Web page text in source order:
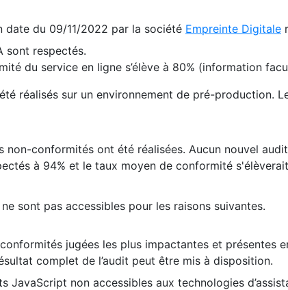
date du 09/11/2022 par la société Empreinte Digitale
sont respectés.
du service en ligne s’élève à 80% (information
réalisés sur un environnement de pré-production.
non-conformités ont été réalisées. Aucun nouvel
à 94% et le taux moyen de conformité
sont pas accessibles pour les raisons suivantes.
jugées les plus impactantes et présentes
complet de l’audit peut être mis à disposition.
JavaScript non accessibles aux technologies